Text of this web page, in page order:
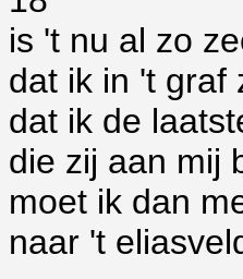
is 't nu al zo
dat ik in 't graf
dat ik de
die zij aan mij
moet ik dan
naar 't